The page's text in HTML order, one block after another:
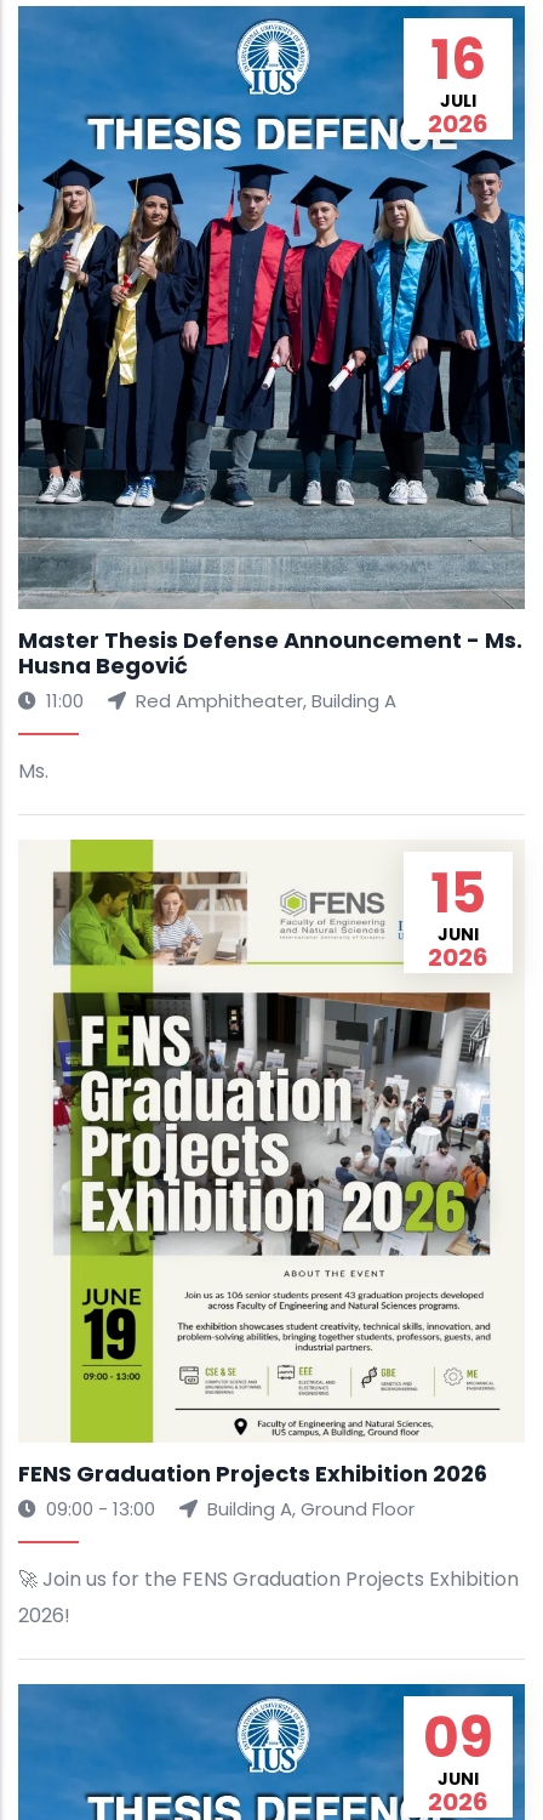
16
JULI
2026
Master Thesis Defense Announcement - Ms.
Husna Begović
11:00 Red Amphitheater, Building A
Ms.
15
JUNI
2026
FENS Graduation Projects Exhibition 2026
09:00 - 13:00 Building A, Ground Floor
🚀 Join us for the FENS Graduation Projects Exhibition
2026!
09
JUNI
2026